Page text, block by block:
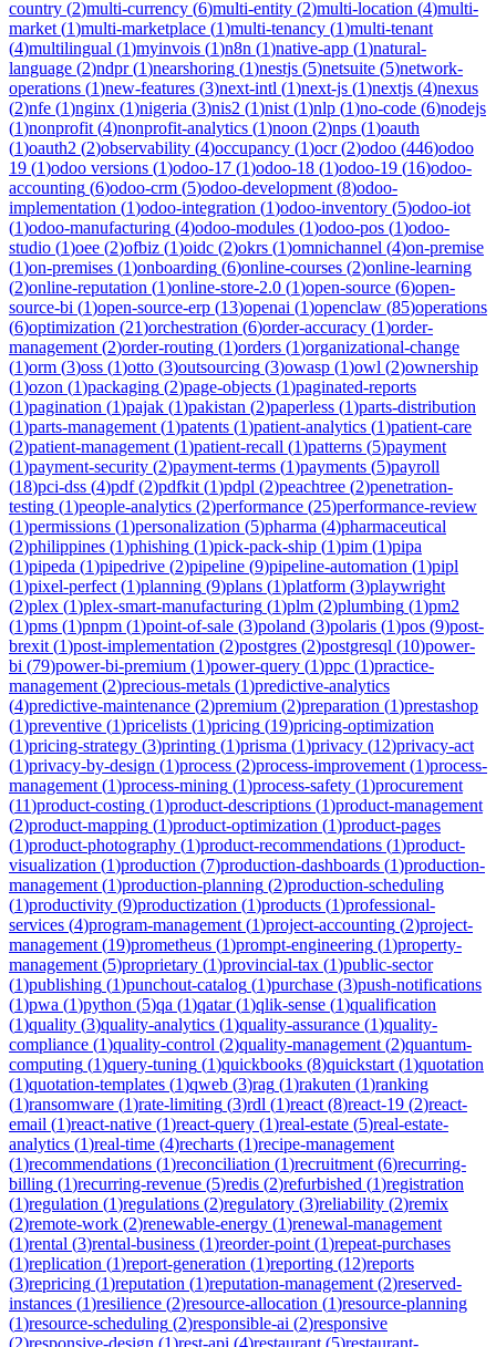
country (2)multi-currency (6)multi-entity (2)multi-location (4)multi-
market (1)multi-marketplace (1)multi-tenancy (1)multi-tenant
(4)multilingual (1)myinvois (1)n8n (1)native-app (1)natural-
language (2)ndpr(1)nearshoring (1)nestjs (5)netsuite (5)network-
operations (1)new-features (3)next-intl (1)next-js (1)nextjs (4)nexus
(2)nfe (1)nginx (1)nigeria (3)nis2 (1)nist (1)nlp (1)no-code (6)nodejs
(1)nonprofit (4)nonprofit-analytics (1)noon (2)nps (1)oauth
(1)oauth2 (2)observability (4)occupancy (1)ocr(2)odoo (446)odoo
19 (1)odoo versions (1)odoo-17 (1)odoo-18 (1)odoo-19 (16)odoo-
accounting (6)odoo-crm (5)odoo-development (8)odoo-
implementation (1)odoo-integration (1)odoo-inventory (5)odoo-iot
(1)odoo-manufacturing (4)odoo-modules (1)odoo-pos (1)odoo-
studio (1)oee (2)ofbiz (1)oidc (2)okrs (1)omnichannel (4)on-premise
(1)on-premises (1)onboarding (6)online-courses (2)online-learning
(2)online-reputation (1)online-store-2.0 (1)open-source (6)open-
source-bi (1)open-source-erp (13)openai (1)openclaw (85)operations
(6)optimization (21)orchestration (6)order-accuracy (1)order-
management (2)order-routing (1)orders (1)organizational-change
(1)orm (3)oss (1)otto (3)outsourcing (3)owasp (1)owl (2)ownership
(1)ozon (1)packaging (2)page-objects (1)paginated-reports
(1)pagination (1)pajak (1)pakistan (2)paperless (1)parts-distribution
(1)parts-management (1)patents (1)patient-analytics (1)patient-care
(2)patient-management (1)patient-recall (1)patterns (5)payment
(1)payment-security (2)payment-terms (1)payments (5)payroll
(18)pci-dss (4)pdf(2)pdfkit (1)pdpl (2)peachtree (2)penetration-
testing (1)people-analytics (2)performance (25)performance-review
(1)permissions (1)personalization (5)pharma (4)pharmaceutical
(2)philippines (1)phishing (1)pick-pack-ship (1)pim (1)pipa
(1)pipeda (1)pipedrive (2)pipeline (9)pipeline-automation (1)pipl
(1)pixel-perfect (1)planning (9)plans (1)platform (3)playwright
(2)plex (1)plex-smart-manufacturing (1)plm (2)plumbing (1)pm2
(1)pms (1)pnpm (1)point-of-sale (3)poland (3)polaris (1)pos (9)post-
brexit (1)post-implementation (2)postgres (2)postgresql (10)power-
bi (79)power-bi-premium (1)power-query (1)ppc (1)practice-
management (2)precious-metals (1)predictive-analytics
(4)predictive-maintenance (2)premium (2)preparation (1)prestashop
(1)preventive (1)pricelists (1)pricing (19)pricing-optimization
(1)pricing-strategy (3)printing (1)prisma (1)privacy (12)privacy-act
(1)privacy-by-design (1)process (2)process-improvement (1)process-
management (1)process-mining (1)process-safety (1)procurement
(11)product-costing (1)product-descriptions (1)product-management
(2)product-mapping (1)product-optimization (1)product-pages
(1)product-photography (1)product-recommendations (1)product-
visualization (1)production (7)production-dashboards (1)production-
management (1)production-planning (2)production-scheduling
(1)productivity (9)productization (1)products (1)professional-
services (4)program-management (1)project-accounting (2)project-
management (19)prometheus (1)prompt-engineering (1)property-
management (5)proprietary (1)provincial-tax (1)public-sector
(1)publishing (1)punchout-catalog (1)purchase (3)push-notifications
(1)pwa (1)python (5)qa (1)qatar(1)qlik-sense (1)qualification
(1)quality (3)quality-analytics (1)quality-assurance (1)quality-
compliance (1)quality-control (2)quality-management (2)quantum-
computing (1)query-tuning (1)quickbooks (8)quickstart (1)quotation
(1)quotation-templates (1)qweb (3)rag (1)rakuten (1)ranking
(1)ransomware (1)rate-limiting (3)rdl (1)react (8)react-19 (2)react-
email (1)react-native (1)react-query (1)real-estate (5)real-estate-
analytics (1)real-time (4)recharts (1)recipe-management
(1)recommendations (1)reconciliation (1)recruitment (6)recurring-
billing (1)recurring-revenue (5)redis (2)refurbished (1)registration
(1)regulation (1)regulations (2)regulatory (3)reliability (2)remix
(2)remote-work (2)renewable-energy (1)renewal-management
(1)rental (3)rental-business (1)reorder-point (1)repeat-purchases
(1)replication (1)report-generation (1)reporting (12)reports
(3)repricing (1)reputation (1)reputation-management (2)reserved-
instances (1)resilience (2)resource-allocation (1)resource-planning
(1)resource-scheduling (2)responsible-ai (2)responsive
(2)responsive-design (1)rest-api (4)restaurant (5)restaurant-